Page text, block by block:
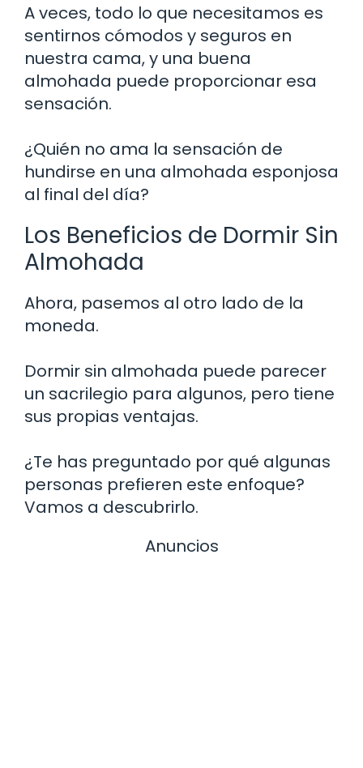
A veces, todo lo que necesitamos es
sentirnos cómodos y seguros en
nuestra cama, y una buena
almohada puede proporcionar esa
sensación.
¿Quién no ama la sensación de
hundirse en una almohada esponjosa
al final del día?
Los Beneficios de Dormir Sin
Almohada
Ahora, pasemos al otro lado de la
moneda.
Dormir sin almohada puede parecer
un sacrilegio para algunos, pero tiene
sus propias ventajas.
¿Te has preguntado por qué algunas
personas prefieren este enfoque?
Vamos a descubrirlo.
Anuncios